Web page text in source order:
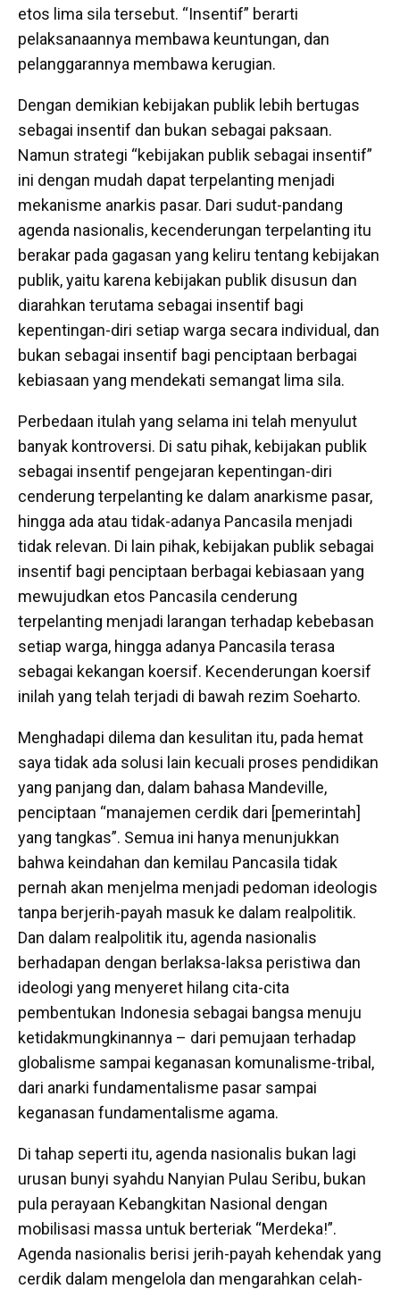
etos lima sila tersebut. “Insentif” berarti
pelaksanaannya membawa keuntungan, dan
pelanggarannya membawa kerugian.
Dengan demikian kebijakan publik lebih bertugas
sebagai insentif dan bukan sebagai paksaan.
Namun strategi “kebijakan publik sebagai insentif”
ini dengan mudah dapat terpelanting menjadi
mekanisme anarkis pasar. Dari sudut-pandang
agenda nasionalis, kecenderungan terpelanting itu
berakar pada gagasan yang keliru tentang kebijakan
publik, yaitu karena kebijakan publik disusun dan
diarahkan terutama sebagai insentif bagi
kepentingan-diri setiap warga secara individual, dan
bukan sebagai insentif bagi penciptaan berbagai
kebiasaan yang mendekati semangat lima sila.
Perbedaan itulah yang selama ini telah menyulut
banyak kontroversi. Di satu pihak, kebijakan publik
sebagai insentif pengejaran kepentingan-diri
cenderung terpelanting ke dalam anarkisme pasar,
hingga ada atau tidak-adanya Pancasila menjadi
tidak relevan. Di lain pihak, kebijakan publik sebagai
insentif bagi penciptaan berbagai kebiasaan yang
mewujudkan etos Pancasila cenderung
terpelanting menjadi larangan terhadap kebebasan
setiap warga, hingga adanya Pancasila terasa
sebagai kekangan koersif. Kecenderungan koersif
inilah yang telah terjadi di bawah rezim Soeharto.
Menghadapi dilema dan kesulitan itu, pada hemat
saya tidak ada solusi lain kecuali proses pendidikan
yang panjang dan, dalam bahasa Mandeville,
penciptaan “manajemen cerdik dari [pemerintah]
yang tangkas”. Semua ini hanya menunjukkan
bahwa keindahan dan kemilau Pancasila tidak
pernah akan menjelma menjadi pedoman ideologis
tanpa berjerih-payah masuk ke dalam realpolitik.
Dan dalam realpolitik itu, agenda nasionalis
berhadapan dengan berlaksa-laksa peristiwa dan
ideologi yang menyeret hilang cita-cita
pembentukan Indonesia sebagai bangsa menuju
ketidakmungkinannya – dari pemujaan terhadap
globalisme sampai keganasan komunalisme-tribal,
dari anarki fundamentalisme pasar sampai
keganasan fundamentalisme agama.
Di tahap seperti itu, agenda nasionalis bukan lagi
urusan bunyi syahdu Nanyian Pulau Seribu, bukan
pula perayaan Kebangkitan Nasional dengan
mobilisasi massa untuk berteriak “Merdeka!”.
Agenda nasionalis berisi jerih-payah kehendak yang
cerdik dalam mengelola dan mengarahkan celah-